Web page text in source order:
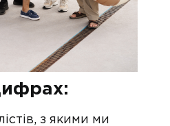
з якими ми